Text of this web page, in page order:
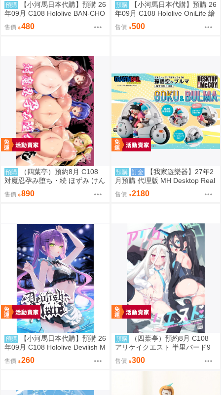
預購
【小河馬日本代購】預購 26
年09月 C108 Hololive BAN-CHO
繪師:めりる こまひと
售價 480
預購
【小河馬日本代購】預購 26
年09月 C108 Hololive OniLife 繪
師:HAGE
售價 500
預購
（四葉亭）預約8月 C108
対魔忍孕み堕ち・続 ほずみ けん
售價 890
預購 訂金
【我家遊樂器】27年2
月預購 代理版 MH Desktop Real
McCoy 七龍珠 06 孫悟空&布瑪
限定復刻版
售價 2180
預購
【小河馬日本代購】預購 26
年09月 C108 Hololive Devilish M
aid 繪師:にゃろめ
售價 260
預購
（四葉亭）預約8月 C108
アリケイクエスト 半里バード9
售價 300